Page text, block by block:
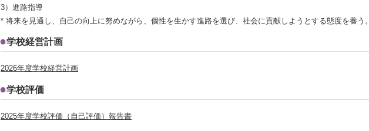
3）進路指導
* 将来を見通し、自己の向上に努めながら、個性を生かす進路を選び、社会に貢献しようとする態度を養う。
学校経営計画
2026年度学校経営計画
学校評価
2025年度学校評価（自己評価）報告書